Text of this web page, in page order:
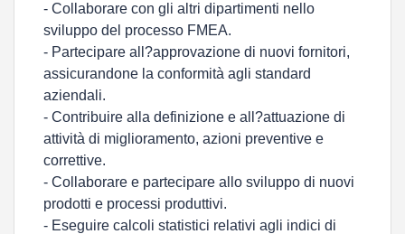
- Collaborare con gli altri dipartimenti nello
sviluppo del processo FMEA.
- Partecipare all?approvazione di nuovi fornitori,
assicurandone la conformità agli standard
aziendali.
- Contribuire alla definizione e all?attuazione di
attività di miglioramento, azioni preventive e
correttive.
- Collaborare e partecipare allo sviluppo di nuovi
prodotti e processi produttivi.
- Eseguire calcoli statistici relativi agli indici di